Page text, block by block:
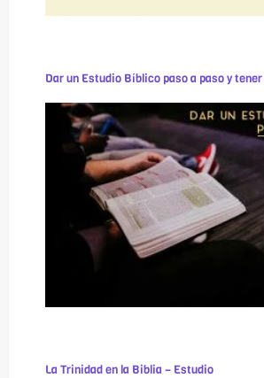
Dar un Estudio Bíblico paso a paso y
La Trinidad en la Biblia – Estudio